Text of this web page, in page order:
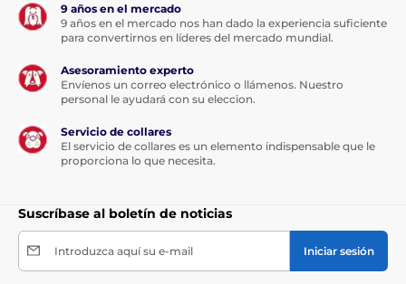
9 años en el mercado
9 años en el mercado nos han dado la experiencia suficiente
para convertirnos en líderes del mercado mundial.
Asesoramiento experto
Envíenos un correo electrónico o llámenos. Nuestro
personal le ayudará con su eleccion.
Servicio de collares
El servicio de collares es un elemento indispensable que le
proporciona lo que necesita.
Suscríbase al boletín de noticias
Introduzca aquí su e-mail Iniciar sesión